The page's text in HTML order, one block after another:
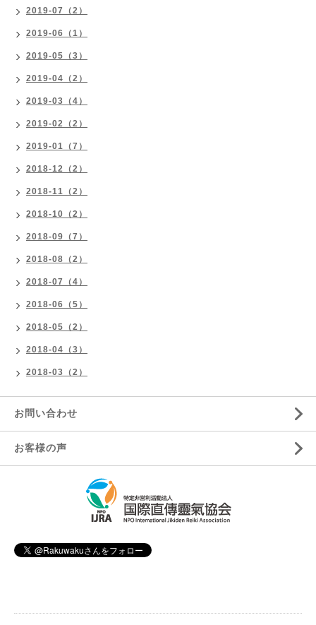
2019-07（2）
2019-06（1）
2019-05（3）
2019-04（2）
2019-03（4）
2019-02（2）
2019-01（7）
2018-12（2）
2018-11（2）
2018-10（2）
2018-09（7）
2018-08（2）
2018-07（4）
2018-06（5）
2018-05（2）
2018-04（3）
2018-03（2）
お問い合わせ
お客様の声